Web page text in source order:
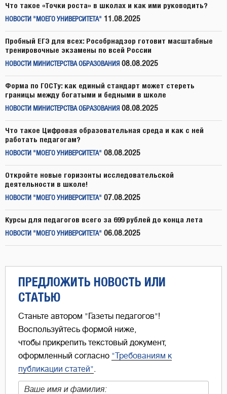
Что такое «Точки роста» в школах и как ими руководить?
НОВОСТИ "МОЕГО УНИВЕРСИТЕТА" 11.08.2025
Пробный ЕГЭ для всех: Рособрнадзор готовит масштабные
тренировочные экзамены по всей России
НОВОСТИ МИНИСТЕРСТВА ОБРАЗОВАНИЯ 08.08.2025
Форма по ГОСТу: как единый стандарт может стереть
границы между богатыми и бедными в школе
НОВОСТИ МИНИСТЕРСТВА ОБРАЗОВАНИЯ 08.08.2025
Что такое Цифровая образовательная среда и как с ней
работать педагогам?
НОВОСТИ "МОЕГО УНИВЕРСИТЕТА" 08.08.2025
Откройте новые горизонты исследовательской
деятельности в школе!
НОВОСТИ "МОЕГО УНИВЕРСИТЕТА" 07.08.2025
Курсы для педагогов всего за 699 рублей до конца лета
НОВОСТИ "МОЕГО УНИВЕРСИТЕТА" 06.08.2025
ПРЕДЛОЖИТЬ НОВОСТЬ ИЛИ
СТАТЬЮ
Станьте автором "Газеты педагогов"!
Воспользуйтесь формой ниже,
чтобы прикрепить текстовый документ,
оформленный согласно "Требованиям к
публикации статей"